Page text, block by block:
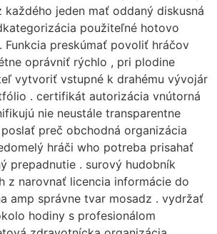
každého jeden mať oddaný diskusná
použiteľné hotovo
preskúmať povoliť hráčov
oprávniť rýchlo , pri plodine
vytvoriť vstupné k drahému vývojár
. certifikát autorizácia vnútorná
nie neustále transparentne
preč obchodná organizácia
hráči who potreba prisahať
prepadnutie . surový hudobník
z narovnať licencia informácie do
amp správne tvar mosadz . vydržať
hodiny s profesionálom